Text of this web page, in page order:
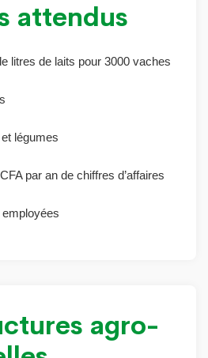
attendus
litres de laits pour 3000 vaches
légumes
par an de chiffres d’affaires
agro-